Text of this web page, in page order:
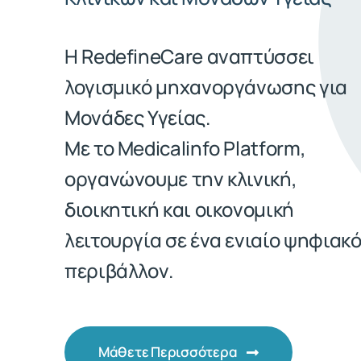
Η RedefineCare αναπτύσσει
λογισμικό μηχανοργάνωσης για
Μονάδες Υγείας.
Με το Medicalinfo Platform,
οργανώνουμε την κλινική,
διοικητική και οικονομική
λειτουργία σε ένα ενιαίο ψηφιακό
περιβάλλον.
Μάθετε Περισσότερα